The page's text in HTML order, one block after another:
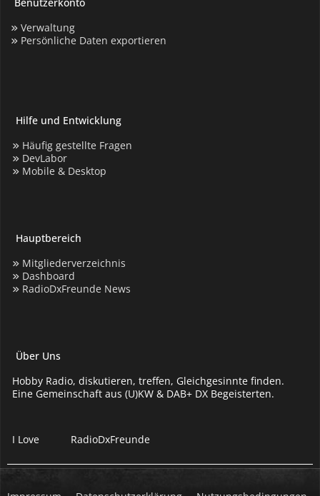
Verwaltung
Persönliche Daten exportieren
Hilfe und Entwicklung
Häufig gestellte Fragen
DevLabor
Mobile & Desktop
Hauptbereich
Mitgliederverzeichnis
Dashboard
RadioDxFreunde News
Über Uns
Hobby Radio, diskutieren, treffen, Gleichgesinnte finden.
Eine Gemeinschaft aus (U)KW & DAB+ DX Begeisterten.
I Love RadioDxFreunde